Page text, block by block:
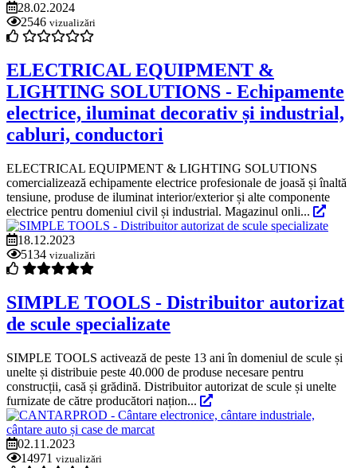
28.02.2024
2546 vizualizări
ELECTRICAL EQUIPMENT &
LIGHTING SOLUTIONS - Echipamente
electrice, iluminat decorativ și industrial,
cabluri, conductori
ELECTRICAL EQUIPMENT & LIGHTING SOLUTIONS
comercializează echipamente electrice profesionale de joasă și înaltă
tensiune, produse de iluminat interior/exterior și alte componente
electrice pentru domeniul civil și industrial. Magazinul onli...
18.12.2023
5134 vizualizări
SIMPLE TOOLS - Distribuitor autorizat
de scule specializate
SIMPLE TOOLS activează de peste 13 ani în domeniul de scule și
unelte și distribuie peste 40.000 de produse necesare pentru
construcții, casă și grădină. Distribuitor autorizat de scule și unelte
furnizate de către producători națion...
02.11.2023
14971 vizualizări